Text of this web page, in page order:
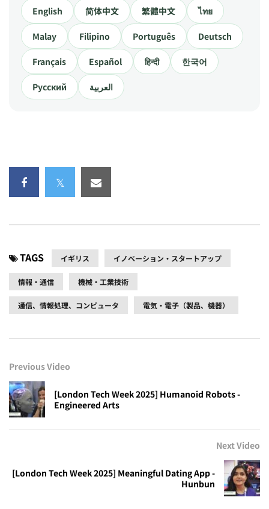
English 简体中文 繁體中文 ไทย
Malay Filipino Português Deutsch
Français Español हिन्दी 한국어
Русский العربية
TAGS イギリス イノベーション・スタートアップ
情報・通信 機械・工業技術
通信、情報処理、コンピュータ 電気・電子（製品、機器）
Previous Video
[London Tech Week 2025] Humanoid Robots -
Engineered Arts
Next Video
[London Tech Week 2025] Meaningful Dating App -
Hunbun